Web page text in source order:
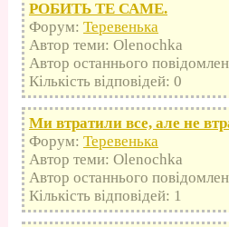
РОБИТЬ ТЕ САМЕ.
Форум: Теревенька
Автор теми: Olenochka
Автор останнього
Кількість відповідей: 0
Ми втратили все, але не
Форум: Теревенька
Автор теми: Olenochka
Автор останнього
Кількість відповідей: 1